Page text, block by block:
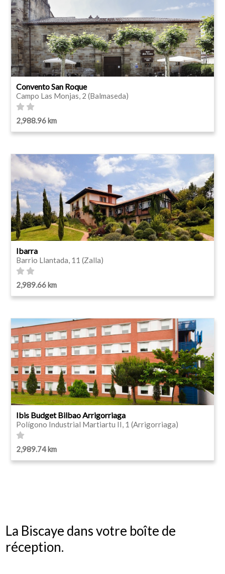
Convento San Roque
Campo Las Monjas, 2 (Balmaseda)
2,988.96 km
Ibarra
Barrio Llantada, 11 (Zalla)
2,989.66 km
Ibis Budget Bilbao Arrigorriaga
Polígono Industrial Martiartu II, 1 (Arrigorriaga)
2,989.74 km
La Biscaye dans votre boîte de
réception.